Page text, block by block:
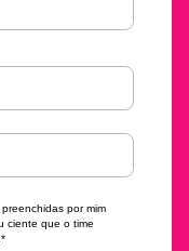
por mim
ciente que o time
*